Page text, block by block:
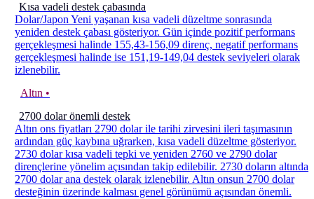
Kısa vadeli destek çabasında
Dolar/Japon Yeni yaşanan kısa vadeli düzeltme sonrasında
yeniden destek çabası gösteriyor. Gün içinde pozitif performans
gerçekleşmesi halinde 155,43-156,09 direnç, negatif performans
gerçekleşmesi halinde ise 151,19-149,04 destek seviyeleri olarak
izlenebilir.
Altın •
2700 dolar önemli destek
Altın ons fiyatları 2790 dolar ile tarihi zirvesini ileri taşımasının
ardından güç kaybına uğrarken, kısa vadeli düzeltme gösteriyor.
2730 dolar kısa vadeli tepki ve yeniden 2760 ve 2790 dolar
dirençlerine yönelim açısından takip edilebilir. 2730 doların altında
2700 dolar ana destek olarak izlenebilir. Altın onsun 2700 dolar
desteğinin üzerinde kalması genel görünümü açısından önemli.